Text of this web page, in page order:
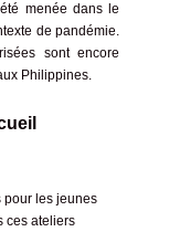
menée dans le
de pandémie.
sontencore
Philippines.
pour les jeunes
ces ateliers